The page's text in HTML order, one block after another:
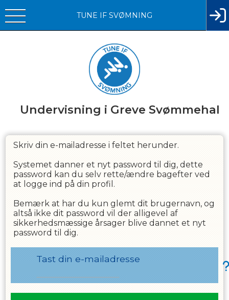
Undervisning i Greve Svømmehal
TUNE IF SVØMNING
Skriv din e-mailadresse i feltet herunder.
Systemet danner et nyt password til dig, dette
password kan du selv rette/ændre bagefter ved
at logge ind på din profil.
Bemærk at har du kun glemt dit brugernavn, og
altså ikke dit password vil der alligevel af
sikkerhedsmæssige årsager blive dannet et nyt
password til dig.
Tast din e-mailadresse